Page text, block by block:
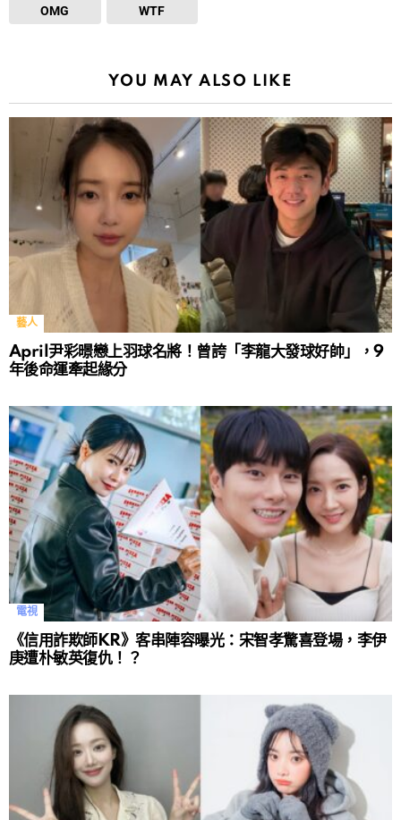
OMG WTF
YOU MAY ALSO LIKE
藝人
April尹彩暻戀上羽球名將！曾誇「李龍大發球好帥」，9
年後命運牽起緣分
電視
《信用詐欺師KR》客串陣容曝光：宋智孝驚喜登場，李伊
庚遭朴敏英復仇！？